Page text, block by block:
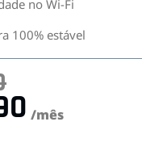
no Wi-Fi
100% estável
/mês